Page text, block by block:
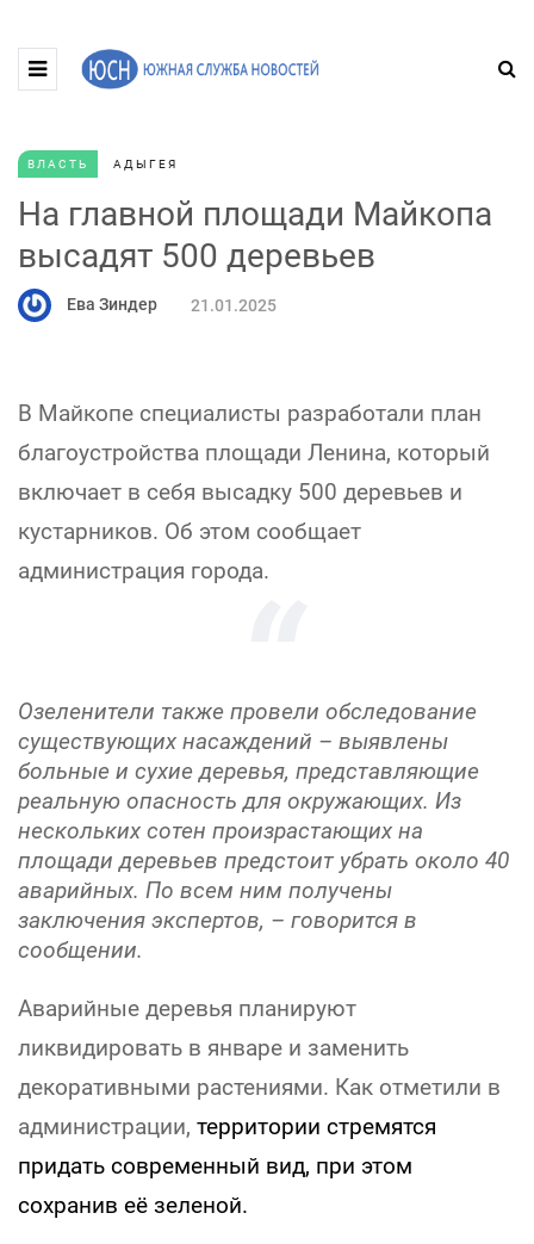
ВЛАСТЬ АДЫГЕЯ
На главной площади Майкопа
высадят 500 деревьев
Ева Зиндер 21.01.2025
В Майкопе специалисты разработали план
благоустройства площади Ленина, который
включает в себя высадку 500 деревьев и
кустарников. Об этом сообщает
администрация города.
Озеленители также провели обследование
существующих насаждений – выявлены
больные и сухие деревья, представляющие
реальную опасность для окружающих. Из
нескольких сотен произрастающих на
площади деревьев предстоит убрать около 40
аварийных. По всем ним получены
заключения экспертов, – говорится в
сообщении.
Аварийные деревья планируют
ликвидировать в январе и заменить
декоративными растениями. Как отметили в
администрации, территории стремятся
придать современный вид, при этом
сохранив её зеленой.